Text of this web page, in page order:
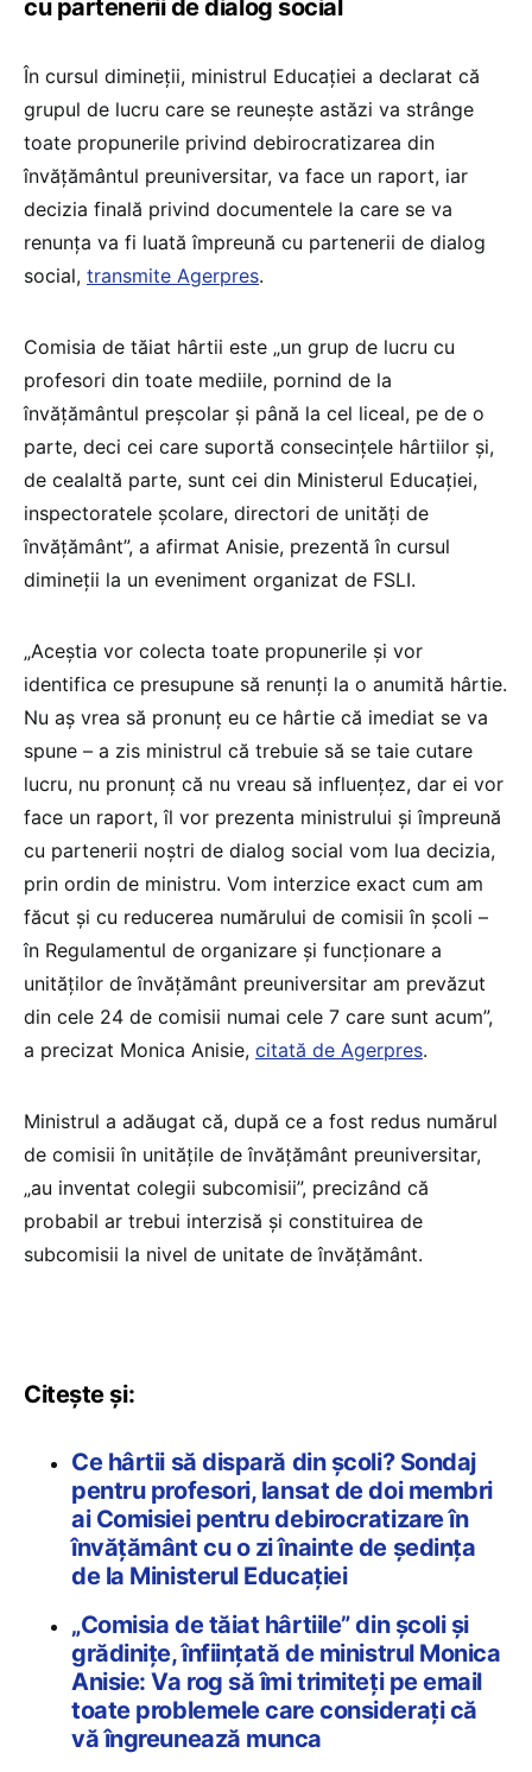
cu partenerii de dialog social
În cursul dimineții, ministrul Educației a declarat că
grupul de lucru care se reunește astăzi va strânge
toate propunerile privind debirocratizarea din
învățământul preuniversitar, va face un raport, iar
decizia finală privind documentele la care se va
renunţa va fi luată împreună cu partenerii de dialog
social, transmite Agerpres.
Comisia de tăiat hârtii este „un grup de lucru cu
profesori din toate mediile, pornind de la
învăţământul preşcolar şi până la cel liceal, pe de o
parte, deci cei care suportă consecinţele hârtiilor şi,
de cealaltă parte, sunt cei din Ministerul Educaţiei,
inspectoratele şcolare, directori de unităţi de
învăţământ”, a afirmat Anisie, prezentă în cursul
dimineții la un eveniment organizat de FSLI.
„Aceştia vor colecta toate propunerile şi vor
identifica ce presupune să renunţi la o anumită hârtie.
Nu aş vrea să pronunţ eu ce hârtie că imediat se va
spune – a zis ministrul că trebuie să se taie cutare
lucru, nu pronunţ că nu vreau să influenţez, dar ei vor
face un raport, îl vor prezenta ministrului şi împreună
cu partenerii noştri de dialog social vom lua decizia,
prin ordin de ministru. Vom interzice exact cum am
făcut şi cu reducerea numărului de comisii în şcoli –
în Regulamentul de organizare şi funcţionare a
unităţilor de învăţământ preuniversitar am prevăzut
din cele 24 de comisii numai cele 7 care sunt acum”,
a precizat Monica Anisie, citată de Agerpres.
Ministrul a adăugat că, după ce a fost redus numărul
de comisii în unităţile de învăţământ preuniversitar,
„au inventat colegii subcomisii”, precizând că
probabil ar trebui interzisă şi constituirea de
subcomisii la nivel de unitate de învăţământ.
Citește și:
Ce hârtii să dispară din școli? Sondaj
pentru profesori, lansat de doi membri
ai Comisiei pentru debirocratizare în
învățământ cu o zi înainte de ședința
de la Ministerul Educației
„Comisia de tăiat hârtiile” din școli și
grădinițe, înființată de ministrul Monica
Anisie: Va rog să îmi trimiteți pe email
toate problemele care considerați că
vă îngreunează munca